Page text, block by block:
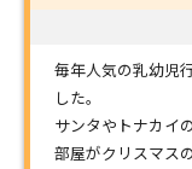
毎年人気の乳幼児
した。
サンタやトナカイ
部屋がクリスマス